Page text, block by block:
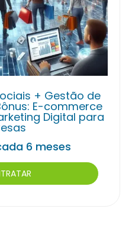
+ Gestão de
E-commerce
Digital para
6 meses